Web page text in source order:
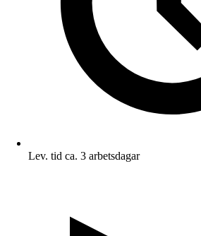
Lev. tid ca. 3 arbetsdagar